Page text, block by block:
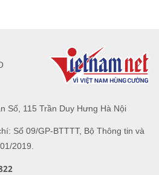
Số, 115 Trần Duy Hưng Hà Nội
Số 09/GP-BTTTT, Bộ Thông tin và
2019.